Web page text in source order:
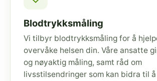
Blodtrykksmåling
Vi tilbyr blodtrykksmåling for å
overvåke helsen din. Våre ansatte
og nøyaktig måling, samt råd om
livsstilsendringer som kan bidra til å